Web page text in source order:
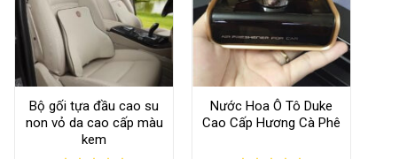
Bộ gối tựa đầu cao su
non vỏ da cao cấp màu
kem
Nước Hoa Ô Tô Duke
Cao Cấp Hương Cà Phê